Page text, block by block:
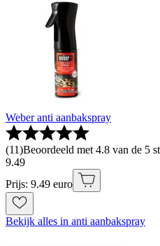
Weber anti aanbakspray
(11)Beoordeeld met 4.8 van de 5
9.49
Prijs: 9.49 euro
Bekijk alles in anti aanbakspray